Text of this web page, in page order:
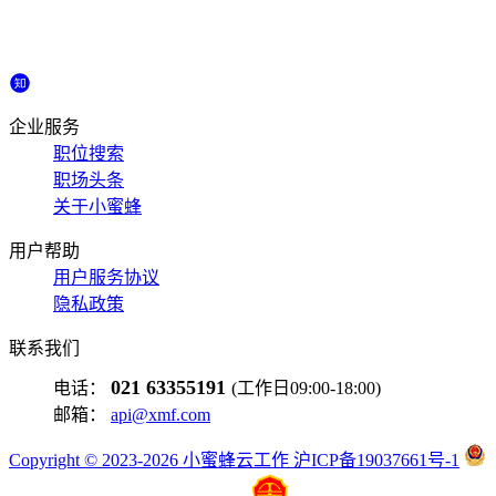
企业服务
职位搜索
职场头条
关于小蜜蜂
用户帮助
用户服务协议
隐私政策
联系我们
电话： 021 63355191 (工作日09:00-18:00)
邮箱： api@xmf.com
Copyright © 2023-2026 小蜜蜂云工作 沪ICP备19037661号-1